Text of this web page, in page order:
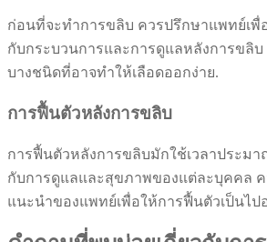
ก่อนที่จะทำการขลิบ ควรปรึกษาแพทย์เพื่
กับกระบวนการและการดูแลหลังการขลิบ
บางชนิดที่อาจทำให้เลือดออกง่าย.
การฟื้นตัวหลังการขลิบ
การฟื้นตัวหลังการขลิบมักใช้เวลาประม
กับการดูแลและสุขภาพของแต่ละบุคคล
แนะนำของแพทย์เพื่อให้การฟื้นตัวเป็นไป